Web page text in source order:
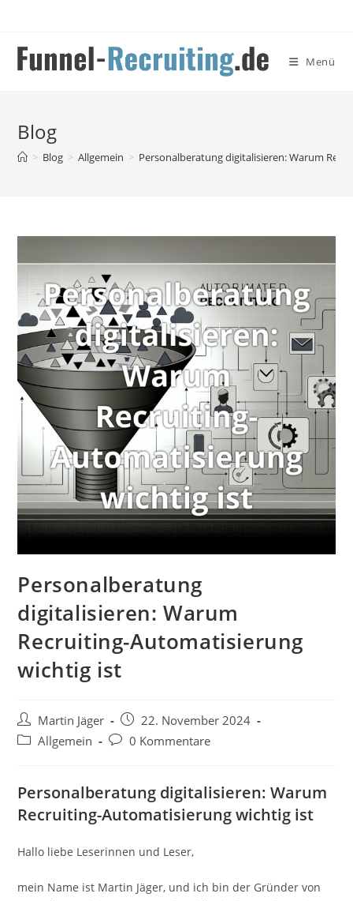
springen
Menü
Blog
> Blog > Allgemein > Personalberatung digitalisieren: Warum
Personalberatung
digitalisieren: Warum
Recruiting-Automatisierung
wichtig ist
Beitrags-
Autor:
Martin Jäger
Beitrag
veröffentlicht:
22. November 2024
Beitrags-
Allgemein
Beitrags-
0 Kommentare
Personalberatung digitalisieren: Warum
Recruiting-Automatisierung wichtig ist
Hallo liebe Leserinnen und Leser,
mein Name ist Martin Jäger, und ich bin der Gründer von